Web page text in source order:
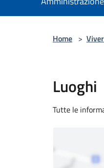
Home >
Luoghi
Tutte le